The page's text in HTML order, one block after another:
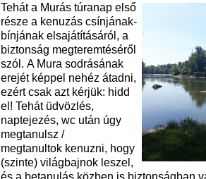
Tehát a Murás túranap első
része a kenuzás csínjának-
bínjának elsajátításáról, a
biztonság megteremtéséről
szól. A Mura sodrásának
erejét képpel nehéz átadni,
ezért csak azt kérjük: hidd
el! Tehát üdvözlés,
naptejezés, wc után úgy
megtanulsz /
megtanultok kenuzni, hogy
(szinte) világbajnok leszel,
és a betanulás közben is biztonságban